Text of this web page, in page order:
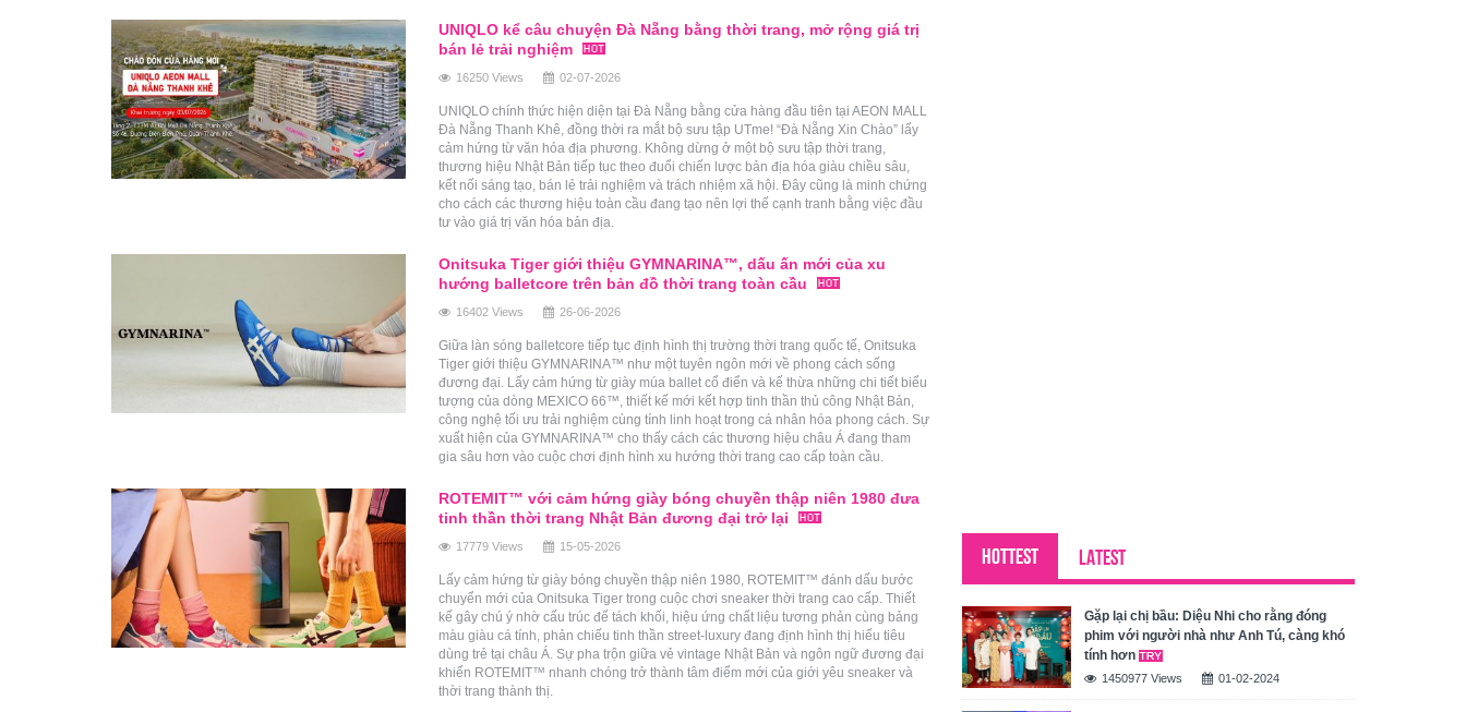
UNIQLO kể câu chuyện Đà Nẵng bằng thời trang, mở rộng giá trị
bán lẻ trải nghiệm
16250 Views 02-07-2026
UNIQLO chính thức hiện diện tại Đà Nẵng bằng cửa hàng đầu tiên tại AEON MALL
Đà Nẵng Thanh Khê, đồng thời ra mắt bộ sưu tập UTme! “Đà Nẵng Xin Chào” lấy
cảm hứng từ văn hóa địa phương. Không dừng ở một bộ sưu tập thời trang,
thương hiệu Nhật Bản tiếp tục theo đuổi chiến lược bản địa hóa giàu chiều sâu,
kết nối sáng tạo, bán lẻ trải nghiệm và trách nhiệm xã hội. Đây cũng là minh chứng
cho cách các thương hiệu toàn cầu đang tạo nên lợi thế cạnh tranh bằng việc đầu
tư vào giá trị văn hóa bản địa.
Onitsuka Tiger giới thiệu GYMNARINA™, dấu ấn mới của xu
hướng balletcore trên bản đồ thời trang toàn cầu
16402 Views 26-06-2026
Giữa làn sóng balletcore tiếp tục định hình thị trường thời trang quốc tế, Onitsuka
Tiger giới thiệu GYMNARINA™ như một tuyên ngôn mới về phong cách sống
đương đại. Lấy cảm hứng từ giày múa ballet cổ điển và kế thừa những chi tiết biểu
tượng của dòng MEXICO 66™, thiết kế mới kết hợp tinh thần thủ công Nhật Bản,
công nghệ tối ưu trải nghiệm cùng tính linh hoạt trong cá nhân hóa phong cách. Sự
xuất hiện của GYMNARINA™ cho thấy cách các thương hiệu châu Á đang tham
gia sâu hơn vào cuộc chơi định hình xu hướng thời trang cao cấp toàn cầu.
ROTEMIT™ với cảm hứng giày bóng chuyền thập niên 1980 đưa
tinh thần thời trang Nhật Bản đương đại trở lại
17779 Views 15-05-2026
Lấy cảm hứng từ giày bóng chuyền thập niên 1980, ROTEMIT™ đánh dấu bước
chuyển mới của Onitsuka Tiger trong cuộc chơi sneaker thời trang cao cấp. Thiết
kế gây chú ý nhờ cấu trúc đế tách khối, hiệu ứng chất liệu tương phản cùng bảng
màu giàu cá tính, phản chiếu tinh thần street-luxury đang định hình thị hiếu tiêu
dùng trẻ tại châu Á. Sự pha trộn giữa vẻ vintage Nhật Bản và ngôn ngữ đương đại
khiến ROTEMIT™ nhanh chóng trở thành tâm điểm mới của giới yêu sneaker và
thời trang thành thị.
HOTTEST LATEST
Gặp lại chị bầu: Diệu Nhi cho rằng đóng
phim với người nhà như Anh Tú, càng khó
tính hơn
1450977 Views 01-02-2024